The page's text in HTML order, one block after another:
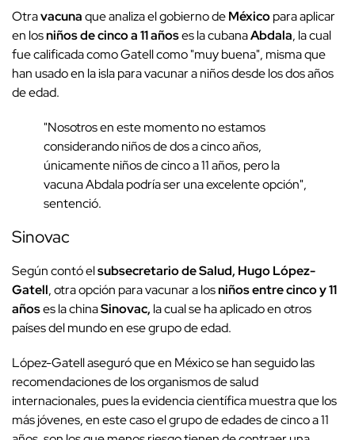
Otravacunaque analiza el gobierno deMéxicopara aplicar
en losniños de cinco a 11 añoses la cubanaAbdala, la cual
fue calificada como Gatell como "muy buena", misma que
han usado en la isla para vacunar a niños desde los dos años
de edad.
"Nosotros en este momento no estamos
considerando niños de dos a cinco años,
únicamente niños de cinco a 11 años, pero la
vacuna Abdala podría ser una excelente opción",
sentenció.
Sinovac
Según contó elsubsecretario de Salud, Hugo López-
Gatell, otra opción para vacunar a losniños entre cinco y 11
añoses la chinaSinovac, la cual se ha aplicado en otros
países del mundo en ese grupo de edad.
López-Gatell aseguró que en México se han seguido las
recomendaciones de los organismos de salud
internacionales, pues la evidencia científica muestra que los
más jóvenes, en este caso el grupo de edades de cinco a 11